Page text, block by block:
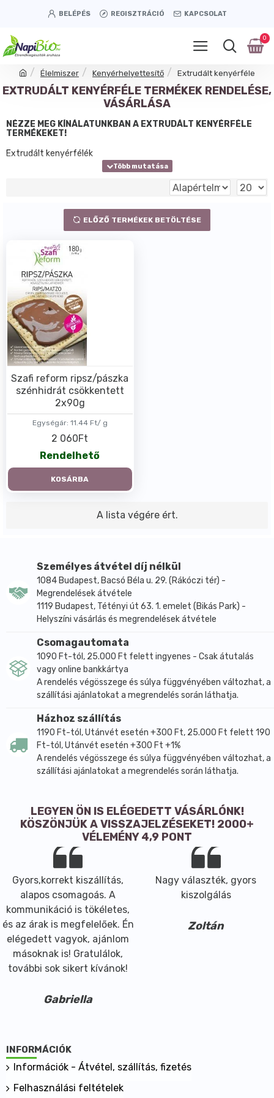
BELÉPÉS REGISZTRÁCIÓ KAPCSOLAT
0
Élelmiszer Kenyérhelyettesítő Extrudált kenyérféle
EXTRUDÁLT KENYÉRFÉLE TERMÉKEK RENDELÉSE,
VÁSÁRLÁSA
NÉZZE MEG KÍNÁLATUNKBAN A EXTRUDÁLT KENYÉRFÉLE
TERMÉKEKET!
Extrudált kenyérfélék
ELŐZŐ TERMÉKEK BETÖLTÉSE
Egységár: 11.44 Ft/ g
Szafi reform ripsz/pászka
szénhidrát csökkentett
2x90g
2 060Ft
Rendelhető
KOSÁRBA
A lista végére ért.
Személyes átvétel díj nélkül
1084 Budapest, Bacsó Béla u. 29. (Rákóczi tér) -
Megrendelések átvétele
1119 Budapest, Tétényi út 63. 1. emelet (Bikás Park) -
Helyszíni vásárlás és megrendelések átvétele
Csomagautomata
1090 Ft-tól, 25.000 Ft felett ingyenes - Csak átutalás
vagy online bankkártya
A rendelés végösszege és súlya függvényében változhat, a
szállítási ajánlatokat a megrendelés során láthatja.
Házhoz szállítás
1190 Ft-tól, Utánvét esetén +300 Ft, 25.000 Ft felett 190
Ft-tól, Utánvét esetén +300 Ft +1%
A rendelés végösszege és súlya függvényében változhat, a
szállítási ajánlatokat a megrendelés során láthatja.
LEGYEN ÖN IS ELÉGEDETT VÁSÁRLÓNK!
KÖSZÖNJÜK A VISSZAJELZÉSEKET! 2000+
VÉLEMÉNY 4,9 PONT
Gyors,korrekt kiszállítás,
alapos csomagoás. A
kommunikáció is tökéletes,
és az árak is megfelelőek. Én
elégedett vagyok, ajánlom
másoknak is! Gratulálok,
további sok sikert kívánok!
Gabriella
Nagy választék, gyors
kiszolgálás
Zoltán
INFORMÁCIÓK
Információk - Átvétel, szállítás, fizetés
Felhasználási feltételek